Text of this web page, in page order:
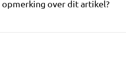
over dit artikel?